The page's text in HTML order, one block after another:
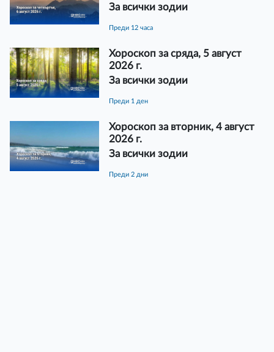
За всички зодии
преди 12 часа
Хороскоп за сряда, 5 август
2026 г.
За всички зодии
преди 1 ден
Хороскоп за вторник, 4 август
2026 г.
За всички зодии
преди 2 дни